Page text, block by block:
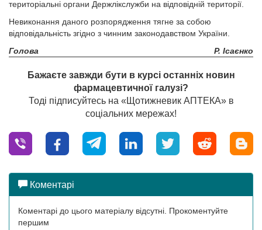
територіальні органи Держлікслужби на відповідній території.
Невиконання даного розпорядження тягне за собою
відповідальність згідно з чинним законодавством України.
Голова
Р. Ісаєнко
Бажаєте завжди бути в курсі останніх новин
фармацевтичної галузі?
Тоді підписуйтесь на «Щотижневик АПТЕКА» в
соціальних мережах!
Коментарі
Коментарі до цього матеріалу відсутні. Прокоментуйте
першим